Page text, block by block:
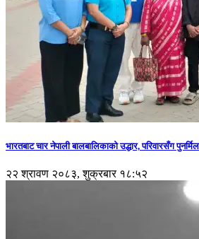
भारतबाट चार नेपाली बालबालिकाको उद्धार, परिवारसँग
२२ श्रावण २०८३, शुक्रबार १८:५२